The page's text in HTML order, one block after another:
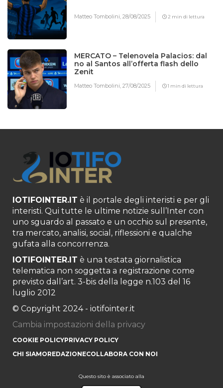
Matteo Tombolini,28/08/2025 2 min di lettura
MERCATO – Telenovela Palacios: dal
no al Santos all’offerta flash dello
Zenit
Matteo Tombolini,27/08/2025 1 min di lettura
IOTIFOINTER.IT è il portale degli interisti e per gli
interisti. Qui tutte le ultime notizie sull’Inter con
uno sguardo al passato e un occhio sul presente,
tra mercato, analisi, social, riflessioni e qualche
gufata alla concorrenza.
IOTIFOINTER.IT è una testata giornalistica
telematica non soggetta a registrazione come
previsto dall’art. 3-bis della legge n.103 del 16
luglio 2012
© Copyright 2024 - iotifointer.it
Cambia impostazioni della privacy
COOKIE POLICYPRIVACY POLICY
CHI SIAMOREDAZIONECOLLABORA CON NOI
Questo sito è associato alla